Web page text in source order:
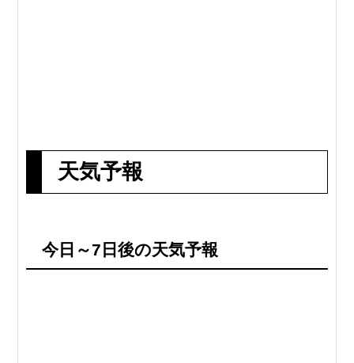
天気予報
今日～7日後の天気予報